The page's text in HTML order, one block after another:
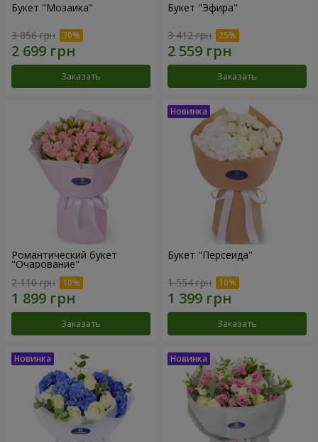
Букет "Мозаика"
3 856 грн
Заказать
Букет "Эфира"
3 412 грн
Заказать
Романтический букет
"Очарование"
2 110 грн
Заказать
Букет "Персеида"
1 554 грн
Заказать